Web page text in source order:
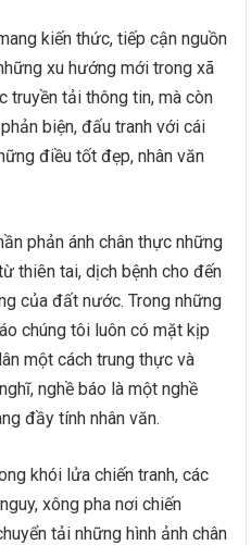
kiến thức, tiếp cận nguồn
xu hướng mới trong xã
truyền tải thông tin, mà còn
biện, đấu tranh với cái
điều tốt đẹp, nhân văn
phản ánh chân thực những
thiên tai, dịch bệnh cho đến
của đất nước. Trong những
chúng tôi luôn có mặt kịp
một cách trung thực và
nghề báo là một nghề
đầy tính nhân văn.
khói lửa chiến tranh, các
xông pha nơi chiến
tải những hình ảnh chân